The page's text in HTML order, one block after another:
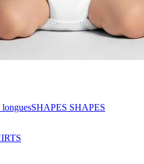
SHAPES SHAPES